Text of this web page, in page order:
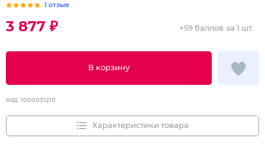
1 отзыв
3 877 ₽
В корзину
+59 баллов за 1 шт.
Код: 1000031210
Характеристики товара